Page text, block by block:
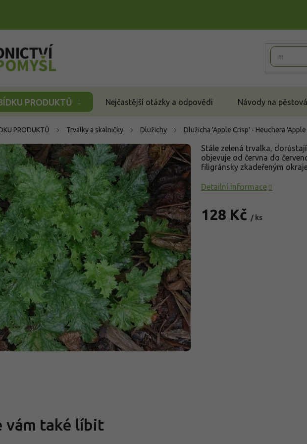
PRODUKTŮ Nejčastější otázky a odpovědi Návody na
PRODUKTŮ Trvalky a skalničky Dlužichy Dlužicha 'Apple Crisp' - Heuchera 'Apple
128 Kč / ks
Stále zelená trvalka,
objevuje od června do
filigránsky zkadeřeným
Detailní informace
vám také líbit